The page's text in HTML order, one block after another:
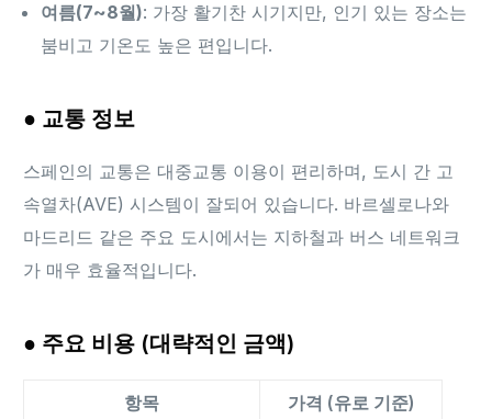
여름(7~8월): 가장 활기찬 시기지만, 인기 있는 장소는
붐비고 기온도 높은 편입니다.
● 교통 정보
스페인의 교통은 대중교통 이용이 편리하며, 도시 간 고
속열차(AVE) 시스템이 잘되어 있습니다. 바르셀로나와
마드리드 같은 주요 도시에서는 지하철과 버스 네트워크
가 매우 효율적입니다.
● 주요 비용 (대략적인 금액)
항목 가격 (유로 기준)